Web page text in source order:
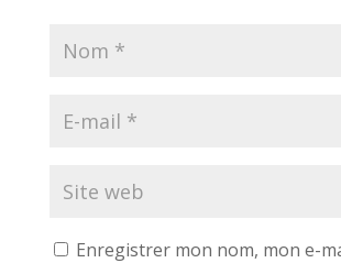
Enregistrer mon nom, mon e-